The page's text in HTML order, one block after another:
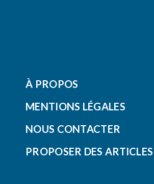
À PROPOS
MENTIONS LÉGALES
NOUS CONTACTER
PROPOSER DES ARTICLES